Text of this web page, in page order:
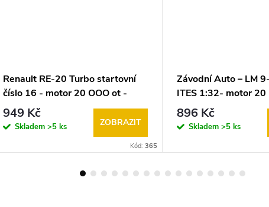
Renault RE-20 Turbo startovní
číslo 16 - motor 20 OOO ot -
model SRC (Slot Racing Car)
949 Kč
Skladem >5 ks ZOBRAZIT
Kód: 365
Závodní Auto – LM
ITES 1:32- motor 20
model SRC (Slot
896 Kč
Skladem >5 ks